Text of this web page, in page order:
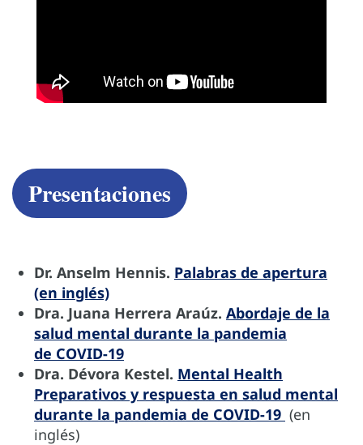
Presentaciones
Dr. Anselm Hennis. Palabras de apertura
(en inglés)
Dra. Juana Herrera Araúz. Abordaje de la
salud mental durante la pandemia
de COVID-19
Dra. Dévora Kestel. Mental Health
Preparativos y respuesta en salud mental
durante la pandemia de COVID-19 (en
inglés)